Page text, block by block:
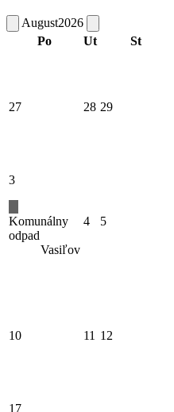
August2026
Po
Ut St
27 28 29
3
Komunálny
odpad
Vasiľov
4 5
10 11 12
17